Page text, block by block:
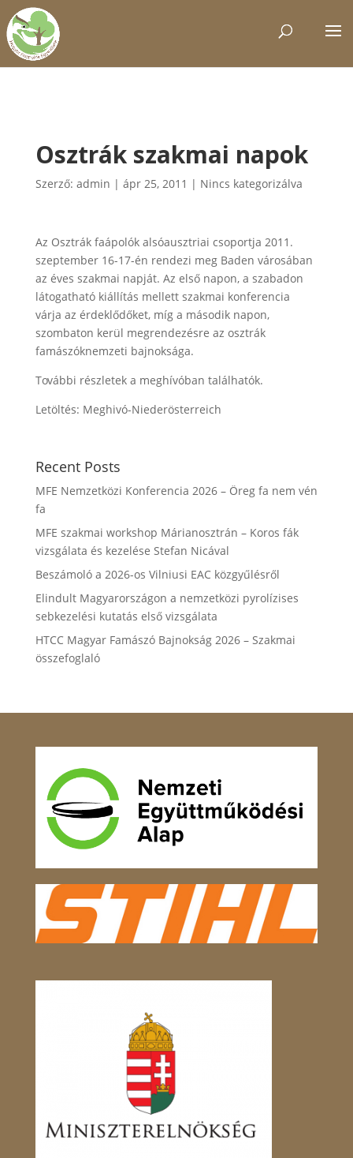
Osztrák szakmai napok
Szerző: admin | ápr 25, 2011 | Nincs kategorizálva
Az Osztrák faápolók alsóausztriai csoportja 2011.
szeptember 16-17-én rendezi meg Baden városában
az éves szakmai napját. Az első napon, a szabadon
látogatható kiállítás mellett szakmai konferencia
várja az érdeklődőket, míg a második napon,
szombaton kerül megrendezésre az osztrák
famászóknemzeti bajnoksága.
További részletek a meghívóban találhatók.
Letöltés: Meghivó-Niederösterreich
Recent Posts
MFE Nemzetközi Konferencia 2026 – Öreg fa nem vén
fa
MFE szakmai workshop Márianosztrán – Koros fák
vizsgálata és kezelése Stefan Nicával
Beszámoló a 2026-os Vilniusi EAC közgyűlésről
Elindult Magyarországon a nemzetközi pyrolízises
sebkezelési kutatás első vizsgálata
HTCC Magyar Famászó Bajnokság 2026 – Szakmai
összefoglaló